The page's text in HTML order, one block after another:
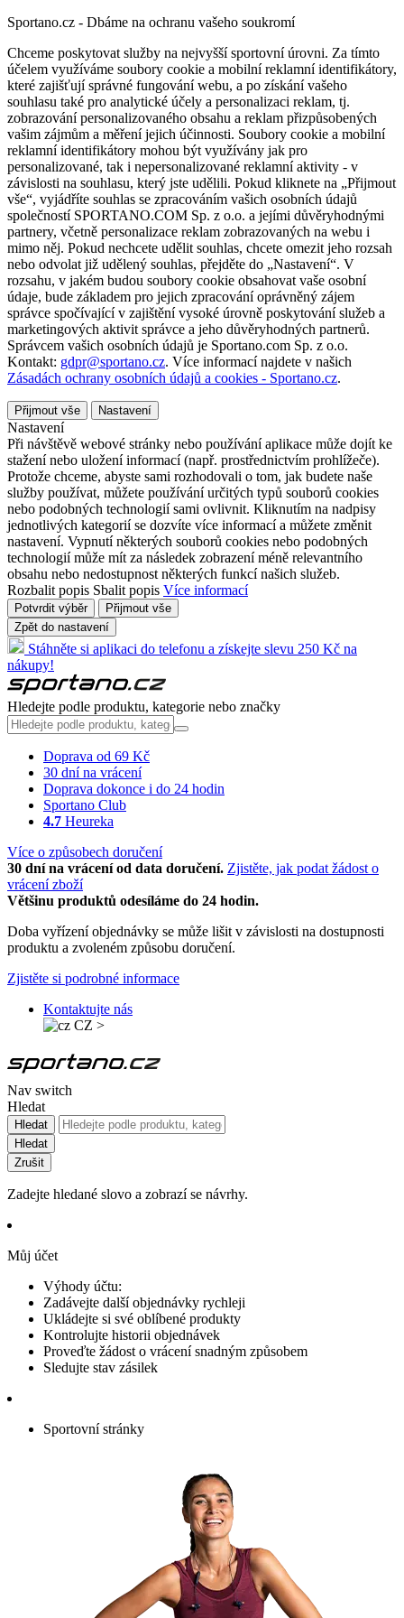
Sportano.cz - Dbáme na ochranu vašeho soukromí
Chceme poskytovat služby na nejvyšší sportovní úrovni. Za tímto
účelem využíváme soubory cookie a mobilní reklamní identifikátory,
které zajišťují správné fungování webu, a po získání vašeho
souhlasu také pro analytické účely a personalizaci reklam, tj.
zobrazování personalizovaného obsahu a reklam přizpůsobených
vašim zájmům a měření jejich účinnosti. Soubory cookie a mobilní
reklamní identifikátory mohou být využívány jak pro
personalizované, tak i nepersonalizované reklamní aktivity - v
závislosti na souhlasu, který jste udělili. Pokud kliknete na „Přijmout
vše“, vyjádříte souhlas se zpracováním vašich osobních údajů
společností SPORTANO.COM Sp. z o.o. a jejími důvěryhodnými
partnery, včetně personalizace reklam zobrazovaných na webu i
mimo něj. Pokud nechcete udělit souhlas, chcete omezit jeho rozsah
nebo odvolat již udělený souhlas, přejděte do „Nastavení“. V
rozsahu, v jakém budou soubory cookie obsahovat vaše osobní
údaje, bude základem pro jejich zpracování oprávněný zájem
správce spočívající v zajištění vysoké úrovně poskytování služeb a
marketingových aktivit správce a jeho důvěryhodných partnerů.
Správcem vašich osobních údajů je Sportano.com Sp. z o.o.
Kontakt: gdpr@sportano.cz. Více informací najdete v našich
Zásadách ochrany osobních údajů a cookies - Sportano.cz.
Přijmout vše Nastavení
Nastavení
Při návštěvě webové stránky nebo používání aplikace může dojít ke
stažení nebo uložení informací (např. prostřednictvím prohlížeče).
Protože chceme, abyste sami rozhodovali o tom, jak budete naše
služby používat, můžete používání určitých typů souborů cookies
nebo podobných technologií sami ovlivnit. Kliknutím na nadpisy
jednotlivých kategorií se dozvíte více informací a můžete změnit
nastavení. Vypnutí některých souborů cookies nebo podobných
technologií může mít za následek zobrazení méně relevantního
obsahu nebo nedostupnost některých funkcí našich služeb.
Rozbalit popis Sbalit popis Více informací
Potvrdit výběr
Přijmout vše
Zpět do nastavení
Stáhněte si aplikaci do telefonu a získejte slevu 250 Kč na
nákupy!
Hledejte podle produktu, kategorie nebo značky
Doprava od 69 Kč
30 dní na vrácení
Doprava dokonce i do 24 hodin
Sportano Club
4.7 Heureka
Více o způsobech doručení
30 dní na vrácení od data doručení. Zjistěte, jak podat žádost o
vrácení zboží
Většinu produktů odesíláme do 24 hodin.
Doba vyřízení objednávky se může lišit v závislosti na dostupnosti
produktu a zvoleném způsobu doručení.
Zjistěte si podrobné informace
Kontaktujte nás
CZ >
Nav switch
Hledat
Hledat
Hledat
Zrušit
Zadejte hledané slovo a zobrazí se návrhy.
Můj účet
Výhody účtu:
Zadávejte další objednávky rychleji
Ukládejte si své oblíbené produkty
Kontrolujte historii objednávek
Proveďte žádost o vrácení snadným způsobem
Sledujte stav zásilek
Sportovní stránky